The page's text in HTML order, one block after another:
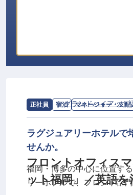
正社員 宿泊 マネージャー・支配
フロントオフィス
ット福岡」／英語
求人情報：グランドハイアット
ラグジュアリーホテルで
せんか。
福岡・博多の中心に位置す
リーホテルで、フロント部